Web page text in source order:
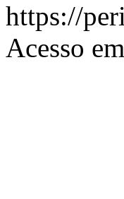
https://
Acesso